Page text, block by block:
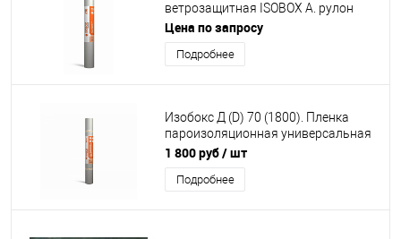
ветрозащитная ISOBOX А. рулон
1,6*43,75 м. (70м2) ветрозащита
Цена по запросу
Подробнее
Изобокс Д (D) 70 (1800). Пленка
пароизоляционная универсальная
Isobox D. Рулон 70 м2
1 800 руб/ шт
Подробнее